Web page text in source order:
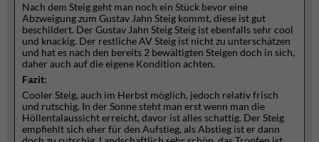
Nach dem Steig geht man noch ein Stück bevor eine
Abzweigung zum Gustav Jahn Steig kommt, diese ist gut
beschildert. Der Gustav Jahn Steig Steig ist ebenfalls sehr cool
und knackig. Der restliche AV Steig ist nicht zu unterschätzen
und hat es nach den bereits 2 bewältigten Steigen doch in sich,
daher auch auf die eigene Kondition achten.
Fazit:
Cooler Steig, auch im Herbst möglich, jedoch relativ frisch
und rutschig. In der Sonne steht man erst wenn man die
Höllentalaussicht erreicht, davor ist alles schattig. Der Steig
empfiehlt sich eher für den Aufstieg, als Abstieg ist er dann